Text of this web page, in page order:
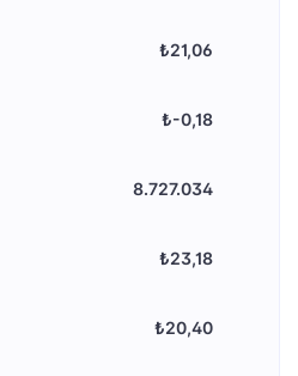
₺21,06
₺-0,18
8.727.034
₺23,18
₺20,40